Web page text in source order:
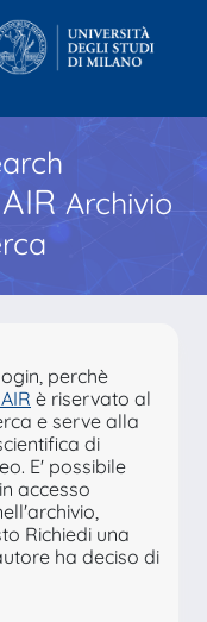
Archivio
perchè
è riservato al
e serve alla
di
E' possibile
accesso
Richiedi una
ha deciso di